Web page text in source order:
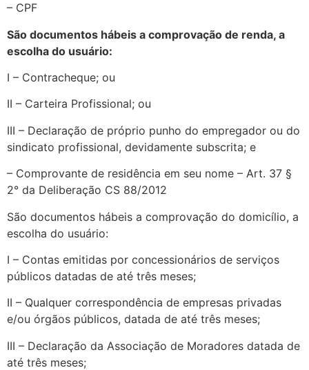
– CPF
São documentos hábeis a comprovação de renda, a
escolha do usuário:
I – Contracheque; ou
II – Carteira Profissional; ou
III – Declaração de próprio punho do empregador ou do
sindicato profissional, devidamente subscrita; e
– Comprovante de residência em seu nome – Art. 37 §
2° da Deliberação CS 88/2012
São documentos hábeis a comprovação do domicílio, a
escolha do usuário:
I – Contas emitidas por concessionários de serviços
públicos datadas de até três meses;
II – Qualquer correspondência de empresas privadas
e/ou órgãos públicos, datada de até três meses;
III – Declaração da Associação de Moradores datada de
até três meses;